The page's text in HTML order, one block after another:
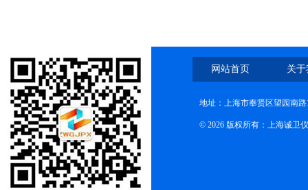
网站首页 关
地址：上海市奉贤区望园南路
© 2026 版权所有：上海诚卫